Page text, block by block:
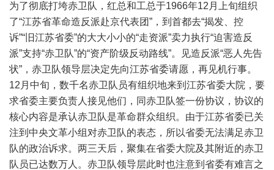
为了彻底打垮赤卫队，红总和工总于1966年12月上旬组织
了“江苏省革命造反派赴京代表团”，到首都去“揭发、控
诉”“旧江苏省委”的大大小小的“走资派”卖力执行“迫害造反
派”支持“赤卫队”的“资产阶级反动路线”。见造反派“恶人先告
状”，赤卫队领导层决定先向江苏省委请愿，再见机行事。
12月中旬，数千名赤卫队员有组织地来到江苏省委大院，要
求省委主要负责人接见他们，同赤卫队签一份协议，协议的
核心内容是承认赤卫队是革命群众组织。由于江苏省委已关
注到中央文革小组对赤卫队的表态，所以省委无法满足赤卫
队的政治诉求。两三天后，聚集在省委大院及其附近的赤卫
队员已达数万人。赤卫队领导层此时也注意到省委有难言之